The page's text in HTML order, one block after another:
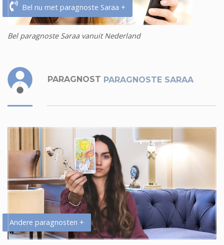
Bel nu met paragnoste Saraa +
Bel paragnoste Saraa vanuit Nederland
PARAGNOST PARAGNOSTE SARAA
Andere paragnosten +